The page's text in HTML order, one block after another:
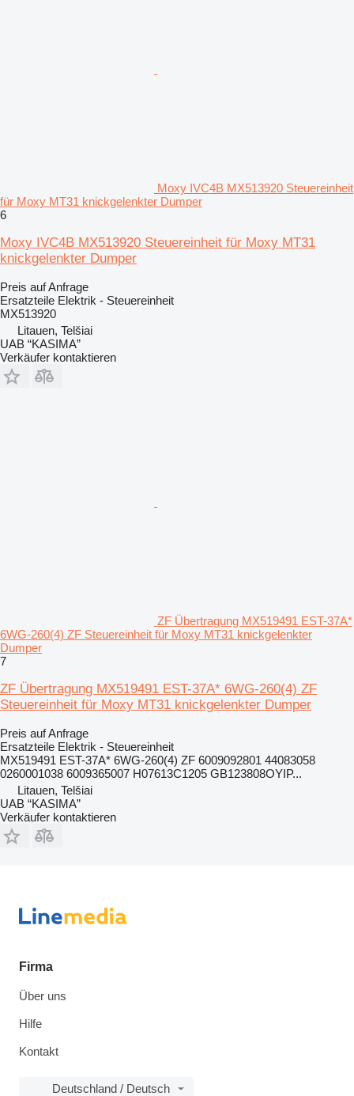
Moxy IVC4B MX513920 Steuereinheit
für Moxy MT31 knickgelenkter Dumper
6
Moxy IVC4B MX513920 Steuereinheit für Moxy MT31
knickgelenkter Dumper
Preis auf Anfrage
Ersatzteile Elektrik - Steuereinheit
MX513920
Litauen, Telšiai
UAB “KASIMA”
Verkäufer kontaktieren
ZF Übertragung MX519491 EST-37A*
6WG-260(4) ZF Steuereinheit für Moxy MT31 knickgelenkter
Dumper
7
ZF Übertragung MX519491 EST-37A* 6WG-260(4) ZF
Steuereinheit für Moxy MT31 knickgelenkter Dumper
Preis auf Anfrage
Ersatzteile Elektrik - Steuereinheit
MX519491 EST-37A* 6WG-260(4) ZF 6009092801 44083058
0260001038 6009365007 H07613C1205 GB123808OYIP...
Litauen, Telšiai
UAB “KASIMA”
Verkäufer kontaktieren
Firma
Über uns
Hilfe
Kontakt
Deutschland / Deutsch